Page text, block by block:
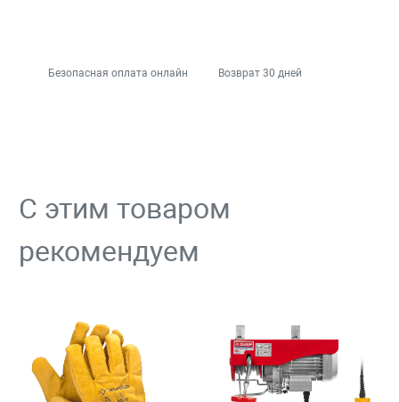
Безопасная оплата онлайн Возврат 30 дней
С этим товаром
рекомендуем